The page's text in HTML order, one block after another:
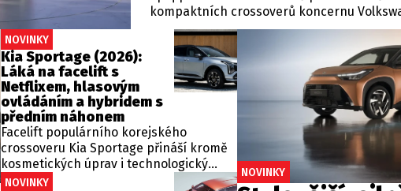
kompaktních crossoverů koncernu
ohledně výbavy a cen zůstávají
začínat na částce kolem 600 000 Kč.
NOVINKY
Kia Sportage (2026):
Láká na facelift s
Netflixem, hlasovým
ovládáním a hybridem s
předním náhonem
Facelift populárního korejského
crossoveru Kia Sportage přináší kromě
kosmetických úprav i technologický
skok. Nový infotainment zvládne
NOVINKY
NOVINKY